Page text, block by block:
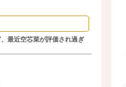
最近空芯菜が評価され過ぎ